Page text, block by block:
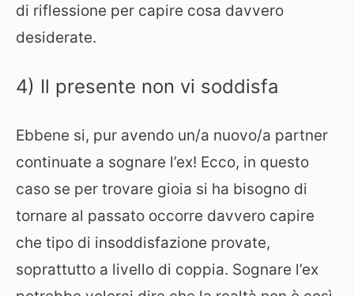
di riflessione per capire cosa davvero
desiderate.
4) Il presente non vi soddisfa
Ebbene si, pur avendo un/a nuovo/a partner
continuate a sognare l’ex! Ecco, in questo
caso se per trovare gioia si ha bisogno di
tornare al passato occorre davvero capire
che tipo di insoddisfazione provate,
soprattutto a livello di coppia. Sognare l’ex